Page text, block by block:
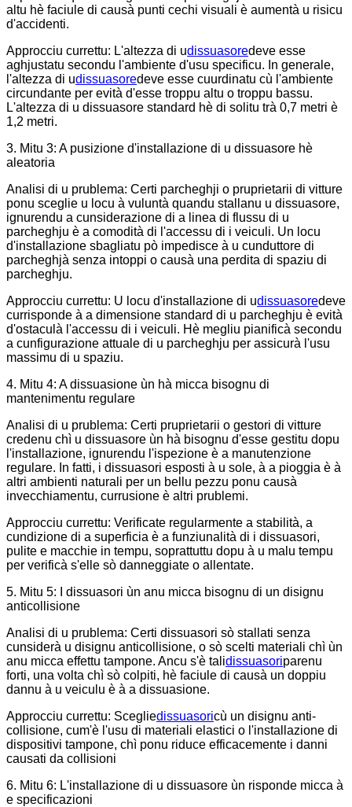
altu hè faciule di causà punti cechi visuali è aumentà u risicu
d'accidenti.
Approcciu currettu: L'altezza di udissuasoredeve esse
aghjustatu secondu l'ambiente d'usu specificu. In generale,
l'altezza di udissuasoredeve esse cuurdinatu cù l'ambiente
circundante per evità d'esse troppu altu o troppu bassu.
L'altezza di u dissuasore standard hè di solitu trà 0,7 metri è
1,2 metri.
3. Mitu 3: A pusizione d'installazione di u dissuasore hè
aleatoria
Analisi di u prublema: Certi parcheghji o pruprietarii di vitture
ponu sceglie u locu à vuluntà quandu stallanu u dissuasore,
ignurendu a cunsiderazione di a linea di flussu di u
parcheghju è a comodità di l'accessu di i veiculi. Un locu
d'installazione sbagliatu pò impedisce à u cunduttore di
parcheghjà senza intoppi o causà una perdita di spaziu di
parcheghju.
Approcciu currettu: U locu d'installazione di udissuasoredeve
currisponde à a dimensione standard di u parcheghju è evità
d'ostaculà l'accessu di i veiculi. Hè megliu pianificà secondu
a cunfigurazione attuale di u parcheghju per assicurà l'usu
massimu di u spaziu.
4. Mitu 4: A dissuasione ùn hà micca bisognu di
mantenimentu regulare
Analisi di u prublema: Certi pruprietarii o gestori di vitture
credenu chì u dissuasore ùn hà bisognu d'esse gestitu dopu
l'installazione, ignurendu l'ispezione è a manutenzione
regulare. In fatti, i dissuasori esposti à u sole, à a pioggia è à
altri ambienti naturali per un bellu pezzu ponu causà
invecchiamentu, currusione è altri prublemi.
Approcciu currettu: Verificate regularmente a stabilità, a
cundizione di a superficia è a funziunalità di i dissuasori,
pulite e macchie in tempu, soprattuttu dopu à u malu tempu
per verificà s'elle sò danneggiate o allentate.
5. Mitu 5: I dissuasori ùn anu micca bisognu di un disignu
anticollisione
Analisi di u prublema: Certi dissuasori sò stallati senza
cunsiderà u disignu anticollisione, o sò scelti materiali chì ùn
anu micca effettu tampone. Ancu s'è talidissuasoriparenu
forti, una volta chì sò colpiti, hè faciule di causà un doppiu
dannu à u veiculu è à a dissuasione.
Approcciu currettu: Scegliedissuasoricù un disignu anti-
collisione, cum'è l'usu di materiali elastici o l'installazione di
dispositivi tampone, chì ponu riduce efficacemente i danni
causati da collisioni
6. Mitu 6: L'installazione di u dissuasore ùn risponde micca à
e specificazioni